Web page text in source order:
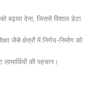
बढ़ावा देना, जिससे विशाल डेटा
जैसे क्षेत्रों में निर्णय-निर्माण को
की पहचान।